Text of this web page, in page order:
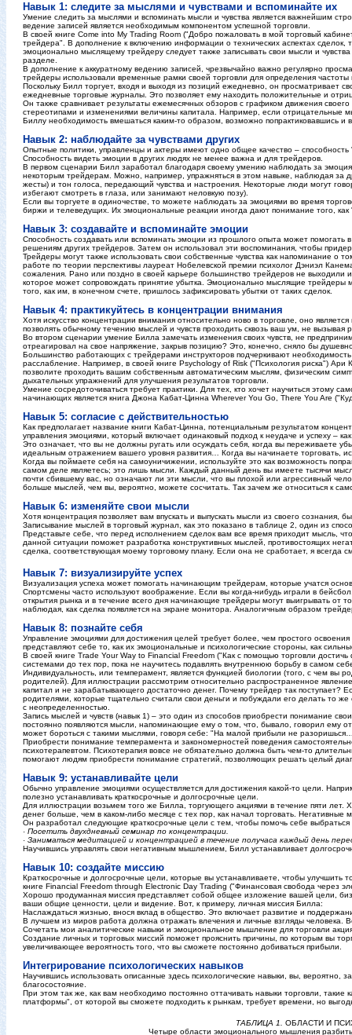
Навык 1: следите за мыслями и чувствами и вспоминайте их
Умение следить за мыслями и вспоминать мысли и чувства является важнейшим
ведение записей является необходимым компонентом успешной торговли.
В своей книге Come into My Trading Room ("Добро пожаловать в мой торговый
трейдера". В дополнение к включению информации о технических аспектах
эмоционально мыслящему трейдеру следует также записывать свои мысли и
разделе.
В дополнение к аккуратному ведению записей, чрезвычайно важно регулярно
трейдеры использовали временные рамки своей торговли для определения
Поскольку Билл торгует, входя и выходя из позиций ежедневно, он просматривает
ежедневные торговые журналы. Это позволяет ему находить положительные и
Он также сравнивает результаты ежемесячных обзоров с графиком движения
стереотипами и изменениями величины капитала. Например, если отрицательные
Биллу необходимость вмешаться каким-то образом, возможно попрактиковавшись
Навык 2: наблюдайте за чувствами других
Опытные политики, управленцы и актеры имеют одно общее качество –
Способность видеть эмоции в других людях не менее важна и для трейдеров.
В первом сценарии Билл заработал благодаря своему умению наблюдать за
некоторым трейдерам. Можно, например, упражняться в этом навыке, наблюдая
жесты) и тон голоса, передающий чувства и настроения. Некоторые люди могут
избегают смотреть в глаза, или занимают неловкую позу).
Если вы торгуете в одиночестве, то можете наблюдать за эмоциями во время
биржи и телеведущих. Их эмоциональные реакции иногда дают понимание того, как
Навык 3: создавайте и вспоминайте эмоции
Способность создавать или вспоминать эмоции из прошлого опыта может
решениям других трейдеров. Затем он использовал эти воспоминания, чтобы
Трейдеры могут также использовать свои собственные чувства как напоминание о
работе по теории перспективы лауреат Нобелевской премии психолог Дэниэл
сожаления. Рано или поздно в своей карьере большинство трейдеров не
которое может сопровождать принятие убытка. Эмоционально мыслящие трейдеры
того, как им, в конечном счете, пришлось зафиксировать убытки от таких сделок.
Навык 4: практикуйтесь в концентрации внимания
Хотя искусство концентрации внимания относительно ново в торговле, оно
позволять обычному течению мыслей и чувств проходить сквозь ваш ум, не вызывая
Во втором сценарии умение Билла замечать изменения своих чувств, не
отреагировал на свое напряжение, закрыв позицию? Это, конечно, сняло бы
Большинство работающих с трейдерами инструкторов подчеркивают
расслабление. Например, в своей книге Psychology of Risk ("Психология риска")
позволите проходить вашим собственным автоматическим мыслям, физическим
дыхательных упражнений для улучшения результатов торговли.
Умение сосредоточиваться требует практики. Для тех, кто хочет научиться этому
начинающих является книга Джона Кабат-Цинна Wherever You Go, There You Are
Навык 5: согласие с действительностью
Как предполагает название книги Кабат-Цинна, потенциальным результатом
управления эмоциями, который включает одинаковый подход к неудаче и успеху –
Это означает, что вы не должны ругать или осуждать себя, когда вы переживаете
идеальным отражением вашего уровня развития… Когда вы начинаете торговать,
Когда вы поймаете себя на самоуничижении, используйте это как возможность
самом деле являетесь; это лишь мысли. Каждый данный день вы имеете тысячи
почти сбившему вас, но означают ли эти мысли, что вы плохой или агрессивный
больше мыслей, чем вы, вероятно, можете сосчитать. Так зачем же относиться к
Навык 6: изменяйте свои мысли
Хотя концентрация позволяет вам впускать и выпускать мысли из своего
Записывание мыслей в торговый журнал, как это показано в таблице 2, один из
Представьте себе, что перед исполнением сделок вам все время приходит мысль,
данной ситуации поможет разработка конструктивных мыслей, противостоящих
сделка, соответствующая моему торговому плану. Если она не сработает, я всегда
Навык 7: визуализируйте успех
Визуализация успеха может помогать начинающим трейдерам, которые учатся
Спортсмены часто используют воображение. Если вы когда-нибудь играли в
открытия рынка и в течение всего дня начинающие трейдеры могут выигрывать от
наблюдая, как сделка появляется на экране монитора. Аналогичным образом
Навык 8: познайте себя
Управление эмоциями для достижения целей требует более, чем простого
представляют себе то, как их эмоциональные и психологические стороны, как
В своей книге Trade Your Way to Financial Freedom ("Как с помощью торговли
системами до тех пор, пока не научитесь подавлять внутреннюю борьбу в самом
Индивидуальность, или темперамент, является функцией биологии (того, с чем вы
родителей). Для иллюстрации рассмотрим относительно распространенное
капитал и не зарабатывающего достаточно денег. Почему трейдер так поступает?
родителями, которые тщательно считали свои деньги и побуждали его делать то
с неопределенностью.
Запись мыслей и чувств (навык 1) – это один из способов приобрести понимание
постоянно появляются мысли, напоминающие ему о том, что, бывало, говорил
может бороться с такими мыслями, говоря себе: "На малой прибыли не
Приобрести понимание темперамента и закономерностей поведения
психотерапевтом. Психотерапия вовсе не обязательно должна быть чем-то
помогают людям приобрести понимание стратегий, позволяющих решать целый
Навык 9: устанавливайте цели
Обычно управление эмоциями осуществляется для достижения какой-то цели.
полезно устанавливать краткосрочные и долгосрочные цели.
Для иллюстрации возьмем того же Билла, торгующего акциями в течение пяти лет.
денег больше, чем в каком-либо месяце с тех пор, как начал торговать.
Он разработал следующие краткосрочные цели с тем, чтобы помочь себе выбраться
· Посетить двухдневный семинар по концентрации.
· Заниматься медитацией и концентрацией в течение получаса каждый день
Научившись управлять свои негативным мышлением, Билл устанавливает
Навык 10: создайте миссию
Краткосрочные и долгосрочные цели, которые вы устанавливаете, чтобы
книге Financial Freedom through Electronic Day Trading ("Финансовая свобода
Хорошо продуманная миссия представляет собой общее изложение вашей цели,
ваши общие ценности, цели и видение. Вот, к примеру, личная миссия Билла:
Наслаждаться жизнью, внося вклад в общество. Это включает развитие и
В лучшем из миров работа должна отражать влечения и личные взгляды человека.
Сочетать мои аналитические навыки и эмоциональное мышление для торговли
Создание личных и торговых миссий поможет прояснить причины, по которым вы
увеличивающее вероятность того, что вы сможете постоянно добиваться прибыли.
Интегрирование психологических навыков
Научившись использовать описанные здесь психологические навыки, вы,
благосостояние.
При этом так же, как вам необходимо постоянно оттачивать навыки торговли,
платформы", от которой вы сможете подходить к рынкам, требует времени, но
ТАБЛИЦА 1.
ОБЛАСТИ И
Четыре области эмоционального мышления